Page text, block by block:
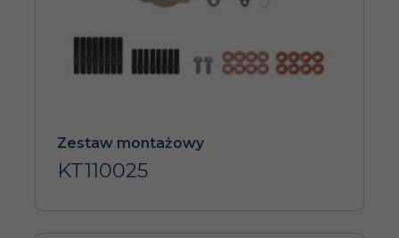
Zestaw montażowy
KT110025